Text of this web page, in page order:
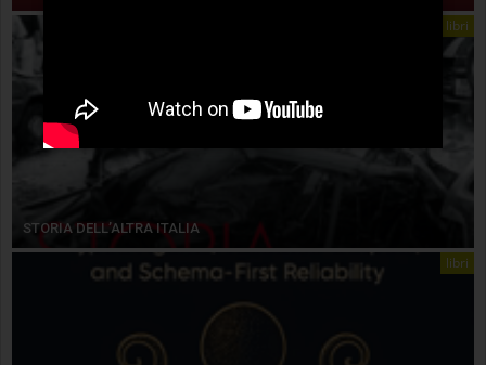
libri
STORIA DELL’ALTRA ITALIA
libri